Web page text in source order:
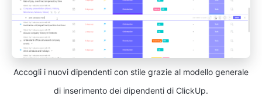
Accogli i nuovi dipendenti con stile grazie al modello generale
di inserimento dei dipendenti di ClickUp.